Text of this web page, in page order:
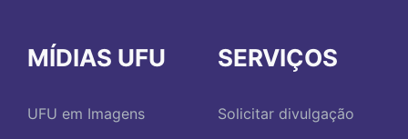
MÍDIAS UFU
UFU em Imagens
SERVIÇOS
Solicitar divulgação